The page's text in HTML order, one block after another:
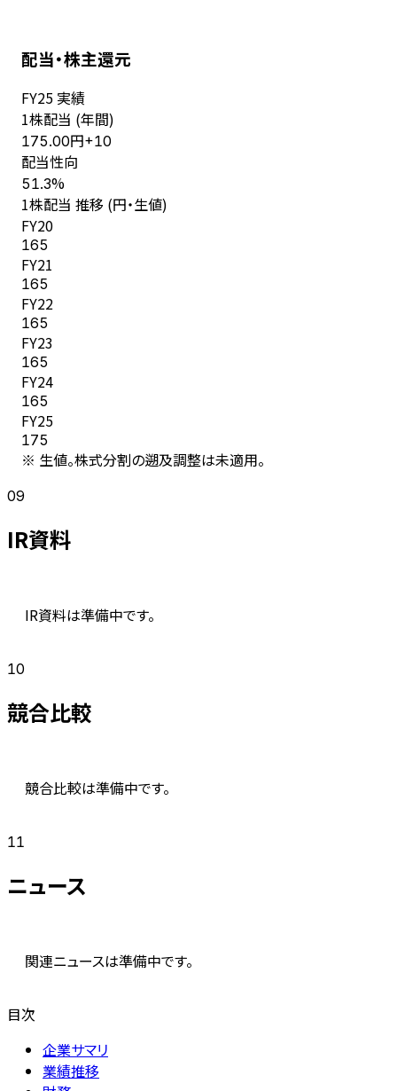
配当・株主還元
FY25 実績
1株配当 (年間)
175.00円+10
配当性向
51.3%
1株配当 推移 (円・生値)
FY20
165
FY21
165
FY22
165
FY23
165
FY24
165
FY25
175
※ 生値。株式分割の遡及調整は未適用。
09
IR資料
IR資料は準備中です。
10
競合比較
競合比較は準備中です。
11
ニュース
関連ニュースは準備中です。
目次
企業サマリ
業績推移